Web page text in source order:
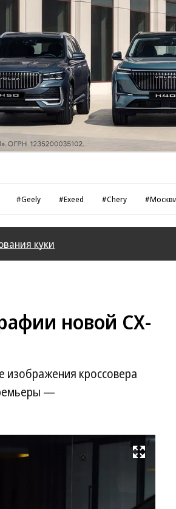
#Geely #Exeed #Chery
куки
новой CX-
кроссовера
—
Развернуть на весь экран